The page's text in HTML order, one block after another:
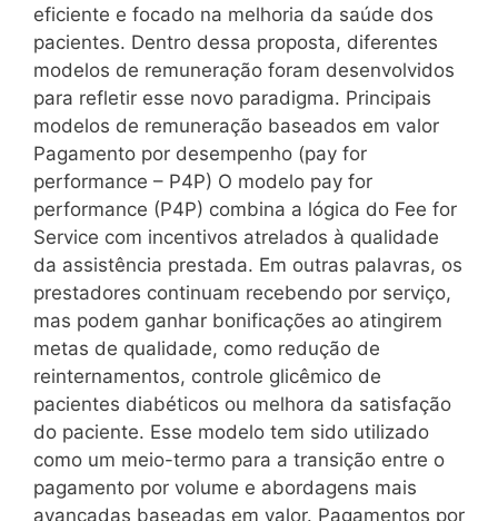
eficiente e focado na melhoria da saúde dos
pacientes. Dentro dessa proposta, diferentes
modelos de remuneração foram desenvolvidos
para refletir esse novo paradigma. Principais
modelos de remuneração baseados em valor
Pagamento por desempenho (pay for
performance – P4P) O modelo pay for
performance (P4P) combina a lógica do Fee for
Service com incentivos atrelados à qualidade
da assistência prestada. Em outras palavras, os
prestadores continuam recebendo por serviço,
mas podem ganhar bonificações ao atingirem
metas de qualidade, como redução de
reinternamentos, controle glicêmico de
pacientes diabéticos ou melhora da satisfação
do paciente. Esse modelo tem sido utilizado
como um meio-termo para a transição entre o
pagamento por volume e abordagens mais
avançadas baseadas em valor. Pagamentos por